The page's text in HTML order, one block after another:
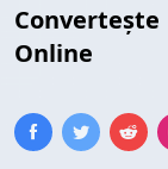
Convertește
Online